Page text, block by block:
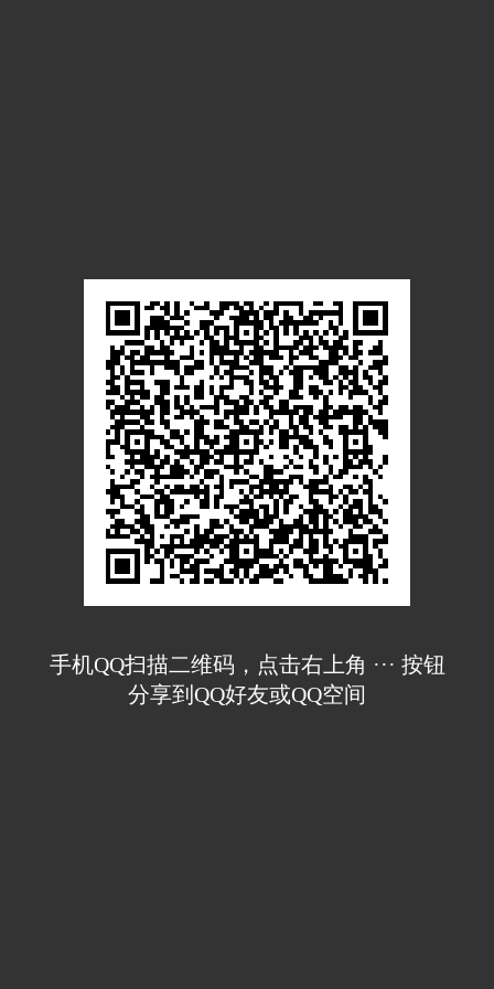
手机QQ扫描二维码，点击右上角 ··· 按钮
分享到QQ好友或QQ空间